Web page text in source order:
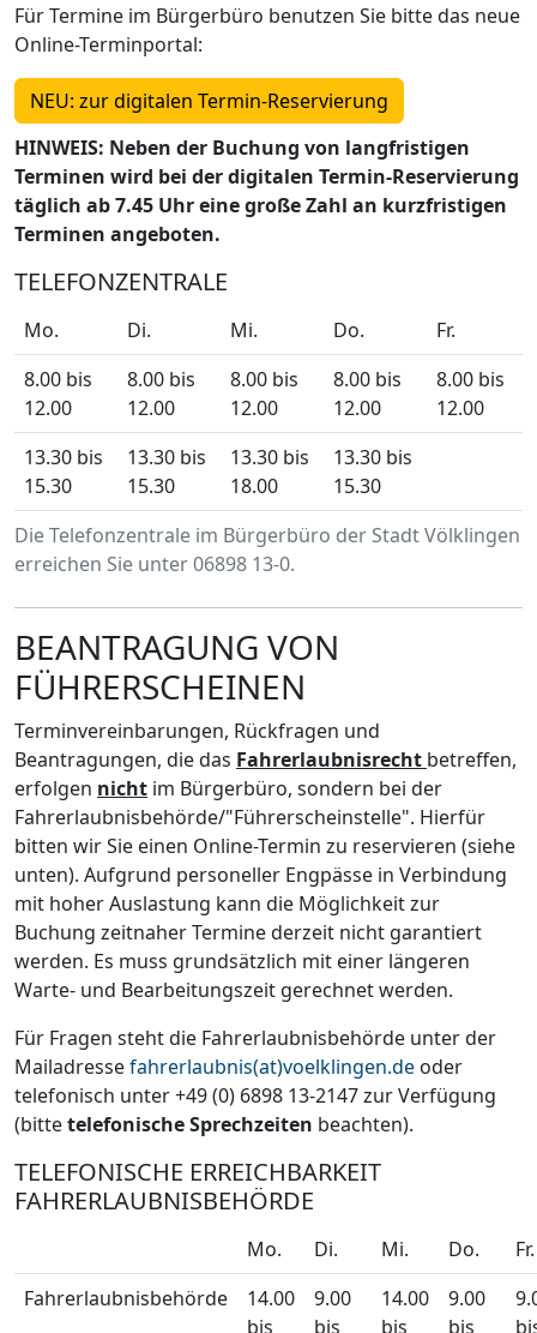
Für Termine im Bürgerbüro benutzen Sie bitte das neue
Online-Terminportal:
NEU: zur digitalen Termin-Reservierung
HINWEIS: Neben der Buchung von langfristigen
Terminen wird bei der digitalen Termin-Reservierung
täglich ab 7.45 Uhr eine große Zahl an kurzfristigen
Terminen angeboten.
TELEFONZENTRALE
Die Telefonzentrale im Bürgerbüro der Stadt Völklingen
erreichen Sie unter 06898 13-0.
Mo. Di. Mi. Do.
Fr.
8.00 bis
12.00
8.00 bis
12.00
8.00 bis
12.00
8.00 bis
12.00
8.00 bis
12.00
13.30 bis
15.30
13.30 bis
15.30
13.30 bis
18.00
13.30 bis
15.30
BEANTRAGUNG VON
FÜHRERSCHEINEN
Terminvereinbarungen, Rückfragen und
Beantragungen, die das Fahrerlaubnisrecht betreffen,
erfolgen nicht im Bürgerbüro, sondern bei der
Fahrerlaubnisbehörde/"Führerscheinstelle". Hierfür
bitten wir Sie einen Online-Termin zu reservieren (siehe
unten). Aufgrund personeller Engpässe in Verbindung
mit hoher Auslastung kann die Möglichkeit zur
Buchung zeitnaher Termine derzeit nicht garantiert
werden. Es muss grundsätzlich mit einer längeren
Warte- und Bearbeitungszeit gerechnet werden.
Für Fragen steht die Fahrerlaubnisbehörde unter der
Mailadressefahrerlaubnis(at)voelklingen.de oder
telefonisch unter +49 (0) 6898 13-2147 zur Verfügung
(bittetelefonische Sprechzeiten beachten).
TELEFONISCHE ERREICHBARKEIT
FAHRERLAUBNISBEHÖRDE
Mo. Di. Mi. Do.
Fr.
Fahrerlaubnisbehörde
14.00
bis
9.00
bis
14.00
bis
9.00
bis